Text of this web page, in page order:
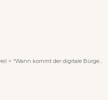
> “Wann kommt der digitale Bürgerservice?”